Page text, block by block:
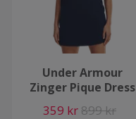
Under Armour
Zinger Pique Dress
359 kr899 kr